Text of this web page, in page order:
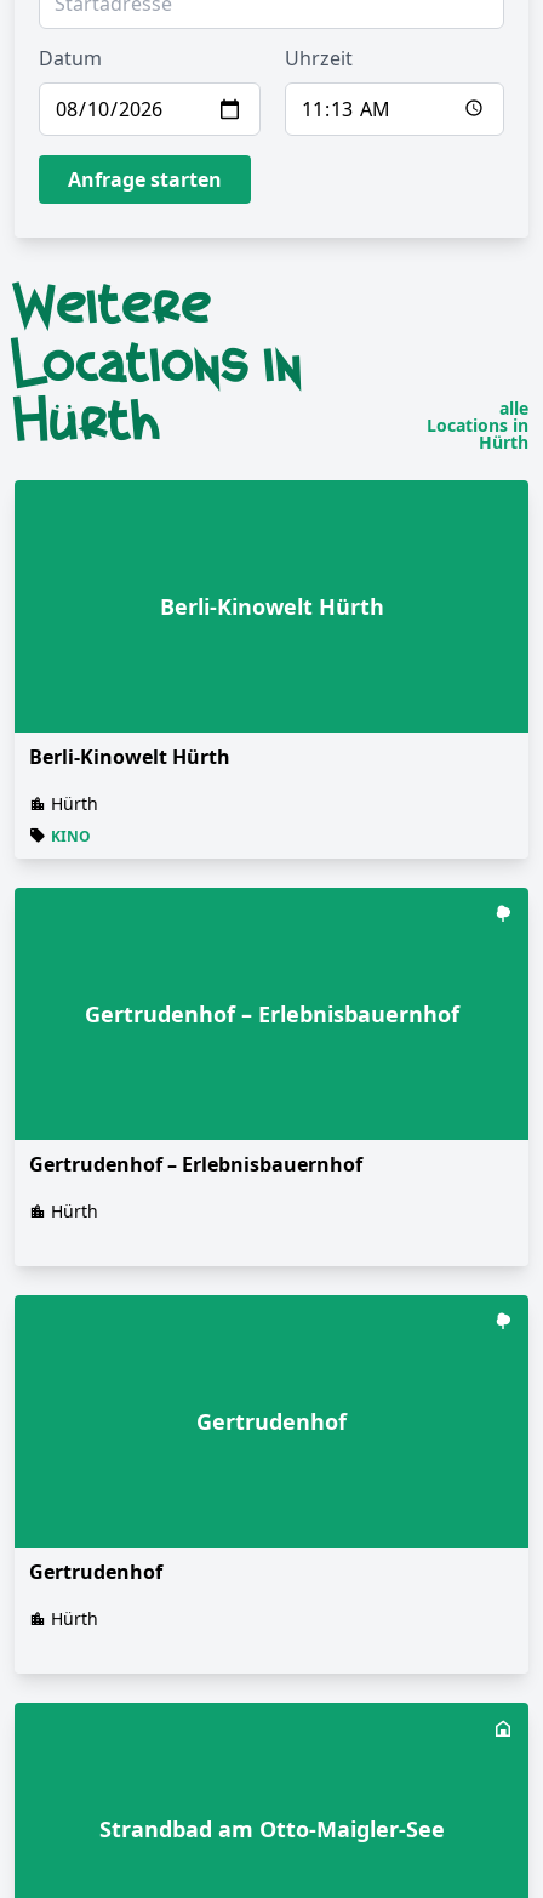
Datum Uhrzeit
Anfrage starten
Weitere
Locations in
Hürth
alle
Locations in
Hürth
Berli-Kinowelt Hürth
Berli-Kinowelt Hürth
Hürth
KINO
Gertrudenhof – Erlebnisbauernhof
Gertrudenhof – Erlebnisbauernhof
Hürth
Gertrudenhof
Gertrudenhof
Hürth
Strandbad am Otto-Maigler-See